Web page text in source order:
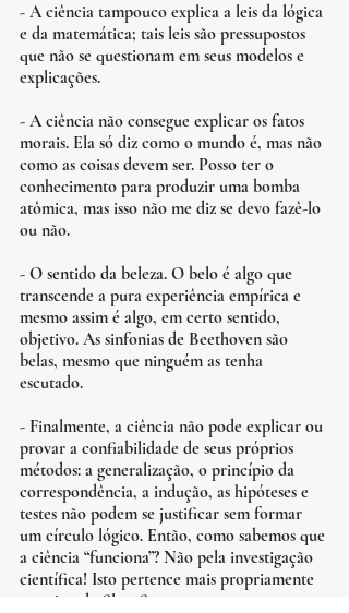
- A ciência tampouco explica a leis da lógica
e da matemática; tais leis são pressupostos
que não se questionam em seus modelos e
explicações.
- A ciência não consegue explicar os fatos
morais. Ela só diz como o mundo é, mas não
como as coisas devem ser. Posso ter o
conhecimento para produzir uma bomba
atômica, mas isso não me diz se devo fazê-lo
ou não.
- O sentido da beleza. O belo é algo que
transcende a pura experiência empírica e
mesmo assim é algo, em certo sentido,
objetivo. As sinfonias de Beethoven são
belas, mesmo que ninguém as tenha
escutado.
- Finalmente, a ciência não pode explicar ou
provar a confiabilidade de seus próprios
métodos: a generalização, o princípio da
correspondência, a indução, as hipóteses e
testes não podem se justificar sem formar
um círculo lógico. Então, como sabemos que
a ciência “funciona”? Não pela investigação
científica! Isto pertence mais propriamente
ao reino da filosofia.